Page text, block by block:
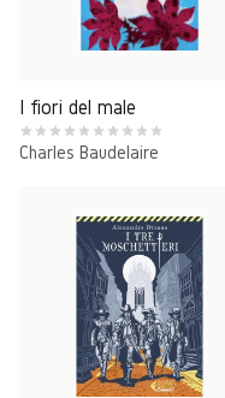
I fiori del male
Charles Baudelaire